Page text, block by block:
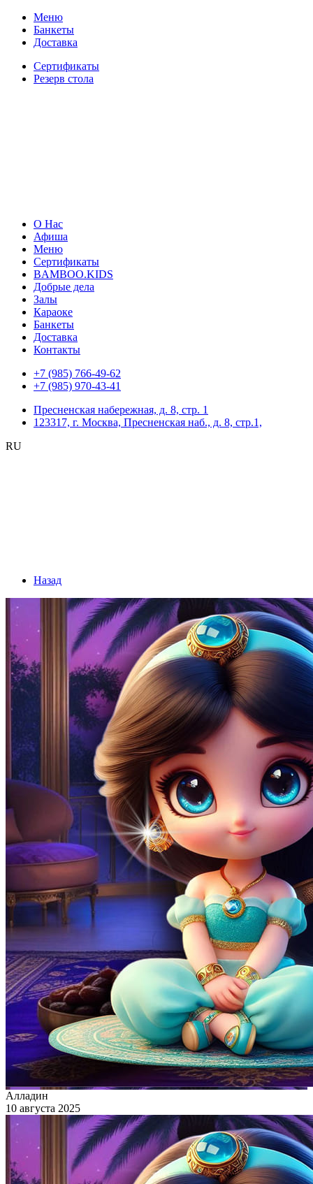
Меню
Банкеты
Доставка
Сертификаты
Резерв стола
О Нас
Афиша
Меню
Сертификаты
BAMBOO.KIDS
Добрые дела
Залы
Караоке
Банкеты
Доставка
Контакты
+7 (985) 766-49-62
+7 (985) 970-43-41
Пресненская набережная, д. 8, стр. 1
123317, г. Москва, Пресненская наб., д. 8, стр.1,
RU
Назад
Алладин
10 августа 2025